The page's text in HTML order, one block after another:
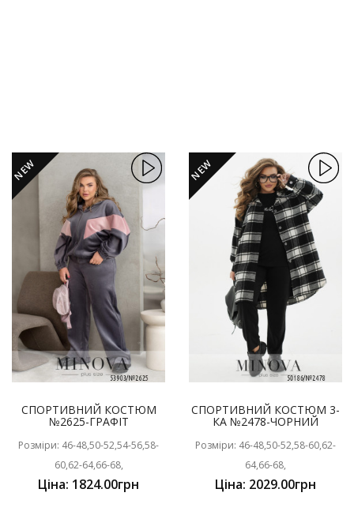
NEW
СПОРТИВНИЙ КОСТЮМ
№2625-ГРАФІТ
Розміри: 46-48,50-52,54-56,58-
60,62-64,66-68,
Ціна: 1824.00грн
NEW
СПОРТИВНИЙ КОСТЮМ 3-
КА №2478-ЧОРНИЙ
Розміри: 46-48,50-52,58-60,62-
64,66-68,
Ціна: 2029.00грн